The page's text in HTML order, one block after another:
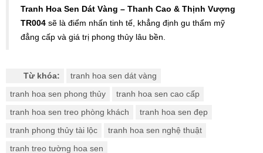
Tranh Hoa Sen Dát Vàng – Thanh Cao & Thịnh Vượng
TR004 sẽ là điểm nhấn tinh tế, khẳng định gu thẩm mỹ
đẳng cấp và giá trị phong thủy lâu bền.
Từ khóa:
tranh hoa sen dát vàng
tranh hoa sen phong thủy
tranh hoa sen cao cấp
tranh hoa sen treo phòng khách
tranh hoa sen đẹp
tranh phong thủy tài lộc
tranh hoa sen nghệ thuật
tranh treo tường hoa sen